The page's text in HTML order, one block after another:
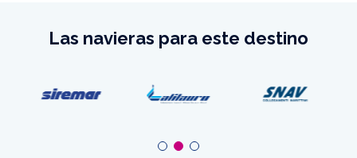
Las navieras para este destino